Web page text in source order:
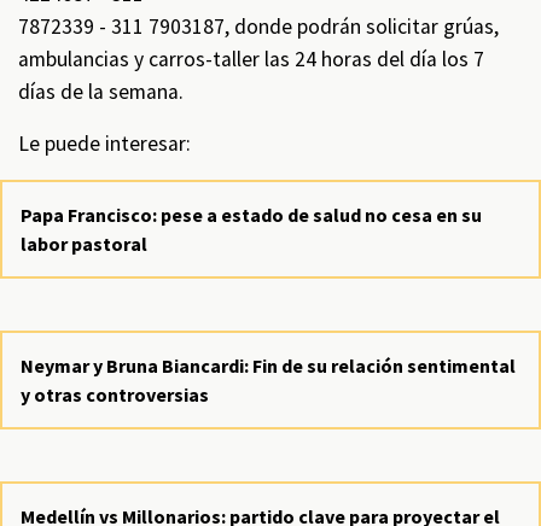
7872339 - 311 7903187, donde podrán solicitar grúas,
ambulancias y carros-taller las 24 horas del día los 7
días de la semana.
Le puede interesar:
Papa Francisco: pese a estado de salud no cesa en su
labor pastoral
Neymar y Bruna Biancardi: Fin de su relación sentimental
y otras controversias
Medellín vs Millonarios: partido clave para proyectar el